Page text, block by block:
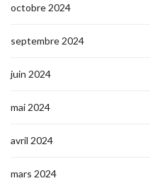
octobre 2024
septembre 2024
juin 2024
mai 2024
avril 2024
mars 2024